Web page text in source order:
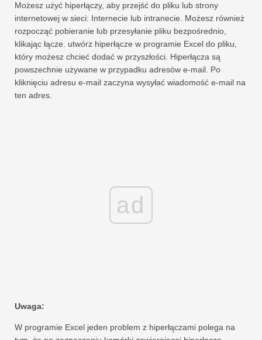
Możesz użyć hiperłączy, aby przejść do pliku lub strony
internetowej w sieci: Internecie lub intranecie. Możesz również
rozpocząć pobieranie lub przesyłanie pliku bezpośrednio,
klikając łącze. utwórz hiperłącze w programie Excel do pliku,
który możesz chcieć dodać w przyszłości. Hiperłącza są
powszechnie używane w przypadku adresów e-mail. Po
kliknięciu adresu e-mail zaczyna wysyłać wiadomość e-mail na
ten adres.
ad
Uwaga:
W programie Excel jeden problem z hiperłączami polega na